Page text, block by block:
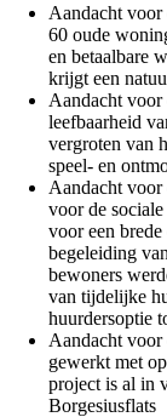
Aandacht
60 oude
en betaalbare
krijgt een
Aandacht voor
leefbaarheid
vergroten van
speel- en
Aandacht voor
voor de
voor een
begeleiding
bewoners
van tijdelijke
huurdersoptie
Aandacht
gewerkt met
project is al in
Borgesiusflats